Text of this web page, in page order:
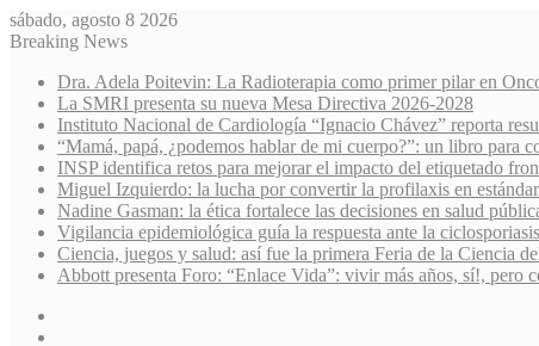
sábado, agosto 8 2026
Breaking News
Dra. Adela Poitevin: La Radioterapia como primer pilar en
La SMRI presenta su nueva Mesa Directiva 2026-2028
Instituto Nacional de Cardiología “Ignacio Chávez” reporta
“Mamá, papá, ¿podemos hablar de mi cuerpo?”: un libro para
INSP identifica retos para mejorar el impacto del etiquetado
Miguel Izquierdo: la lucha por convertir la profilaxis en
Nadine Gasman: la ética fortalece las decisiones en salud
Vigilancia epidemiológica guía la respuesta ante la ciclosporiasis
Ciencia, juegos y salud: así fue la primera Feria de la Ciencia
Abbott presenta Foro: “Enlace Vida”: vivir más años, sí!, pero